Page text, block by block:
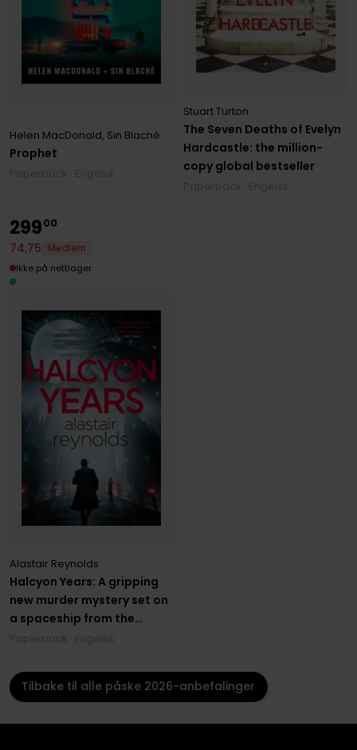
Prophet
Helen MacDonald, Sin Blaché
The Seven Deaths of Evelyn
Hardcastle: the million-
copy global bestseller
Stuart Turton
Halcyon Years: A gripping
new murder mystery set on
a spaceship from the
fiction
Alastair Reynolds
29900
74,75
Medlem
Ikke på nettlager
Tilbake til alle påske 2026-anbefalinger